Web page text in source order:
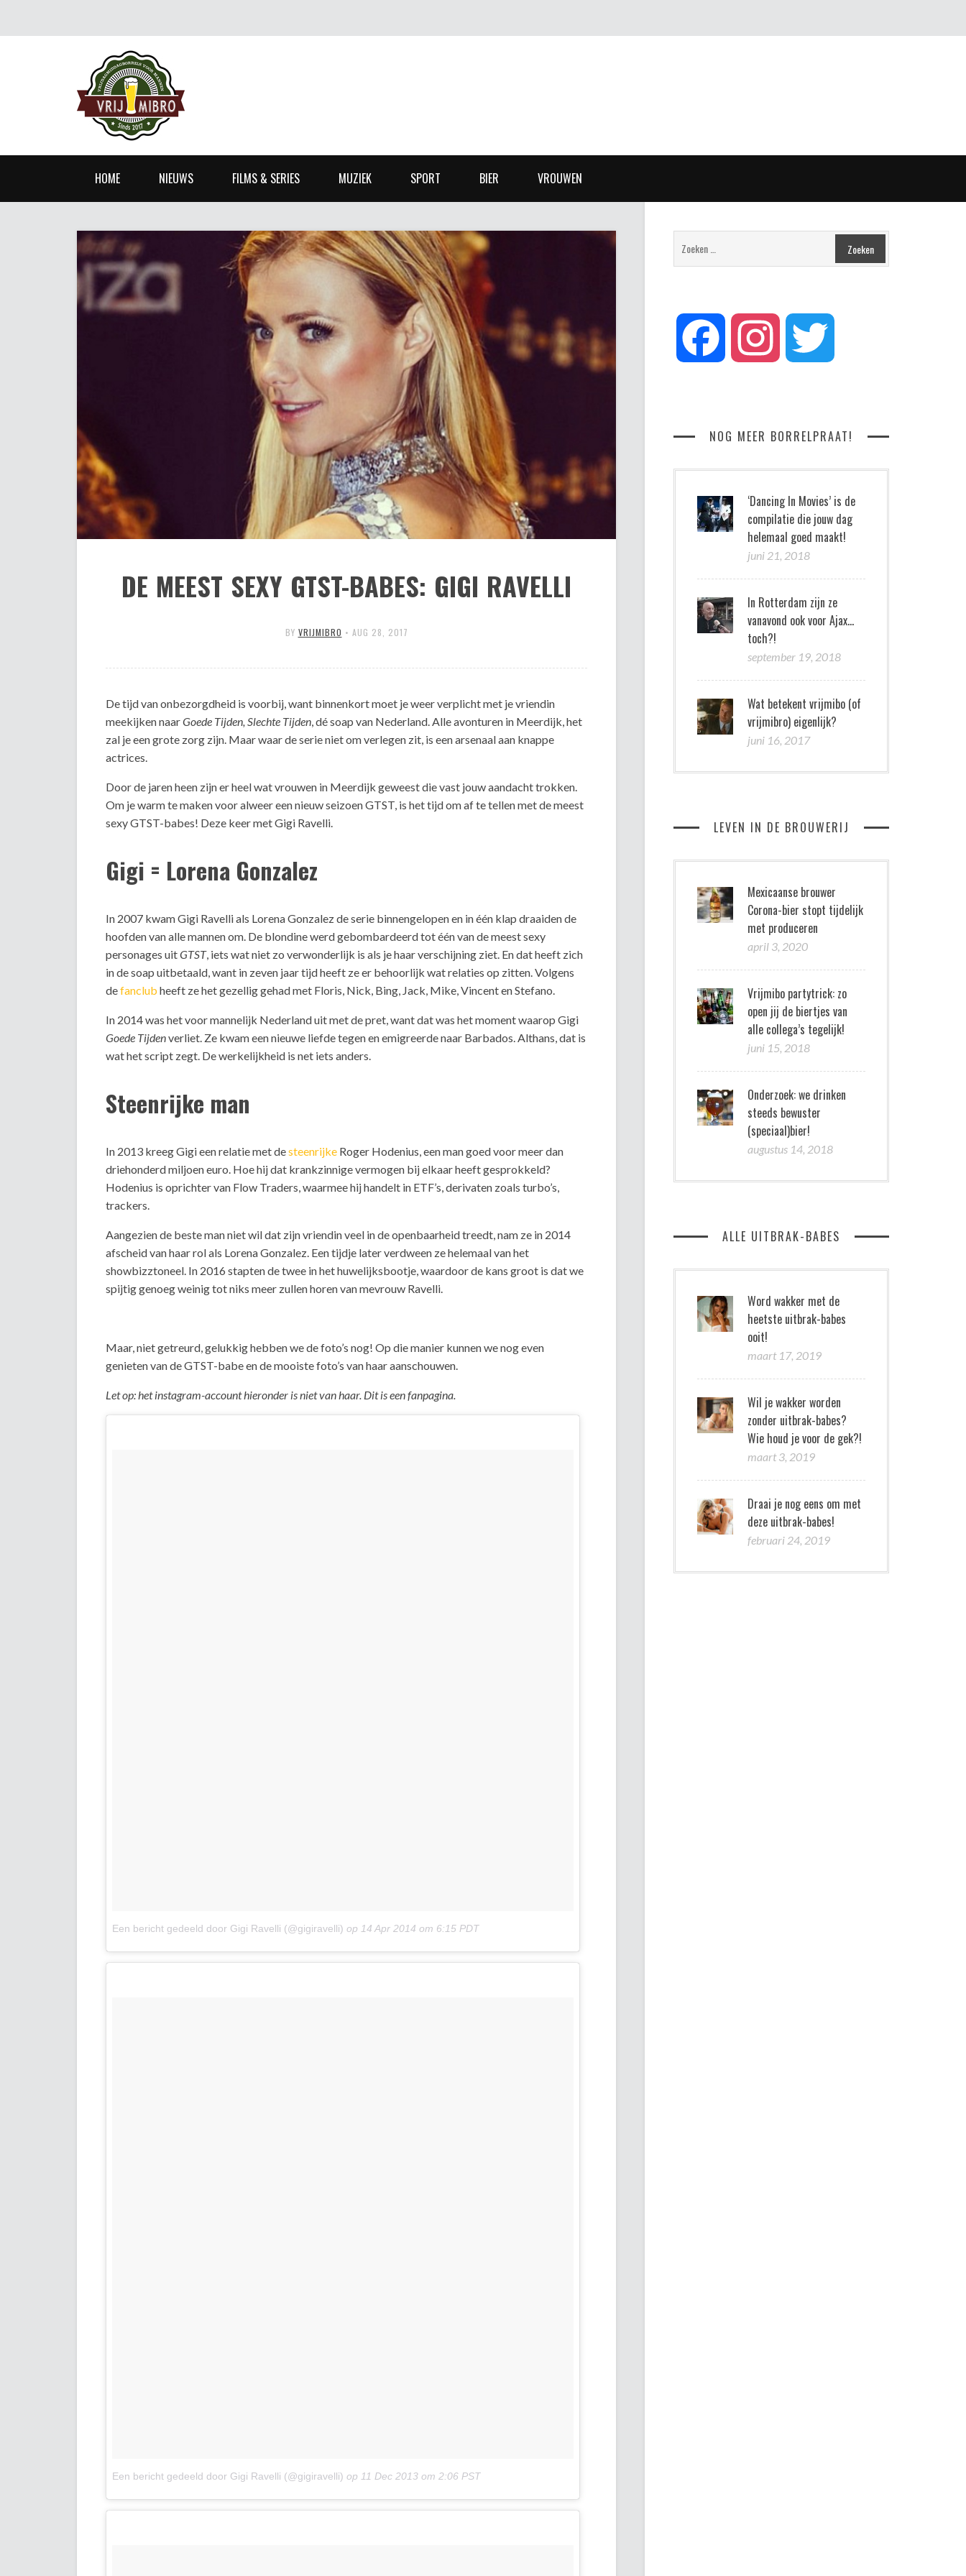
HOME NIEUWS FILMS & SERIES MUZIEK SPORT BIER VROUWEN
DE MEEST SEXY GTST-BABES: GIGI RAVELLI
BY VRIJMIBRO • AUG 28, 2017
De tijd van onbezorgdheid is voorbij, want binnenkort moet je weer verplicht met je vriendin
meekijken naarGoede Tijden, Slechte Tijden, dé soap van Nederland. Alle avonturen in Meerdijk, het
zal je een grote zorg zijn. Maar waar de serie niet om verlegen zit, is een arsenaal aan knappe
actrices.
Door de jaren heen zijn er heel wat vrouwen in Meerdijk geweest die vast jouw aandacht trokken.
Om je warm te maken voor alweer een nieuw seizoen GTST, is het tijd om af te tellen met de meest
sexy GTST-babes! Deze keer met Gigi Ravelli.
Gigi = Lorena Gonzalez
In 2007 kwam Gigi Ravelli als Lorena Gonzalez de serie binnengelopen en in één klap draaiden de
hoofden van alle mannen om. De blondine werd gebombardeerd tot één van de meest sexy
personages uitGTST, iets wat niet zo verwonderlijk is als je haar verschijning ziet. En dat heeft zich
in de soap uitbetaald, want in zeven jaar tijd heeft ze er behoorlijk wat relaties op zitten. Volgens
defanclub heeft ze het gezellig gehad met Floris, Nick, Bing, Jack, Mike, Vincent en Stefano.
In 2014 was het voor mannelijk Nederland uit met de pret, want dat was het moment waarop Gigi
Goede Tijdenverliet. Ze kwam een nieuwe liefde tegen en emigreerde naar Barbados. Althans, dat is
wat het script zegt. De werkelijkheid is net iets anders.
Steenrijke man
In 2013 kreeg Gigi een relatie met desteenrijke Roger Hodenius, een man goed voor meer dan
driehonderd miljoen euro. Hoe hij dat krankzinnige vermogen bij elkaar heeft gesprokkeld?
Hodenius is oprichter van Flow Traders, waarmee hij handelt in ETF’s, derivaten zoals turbo’s,
trackers.
Aangezien de beste man niet wil dat zijn vriendin veel in de openbaarheid treedt, nam ze in 2014
afscheid van haar rol als Lorena Gonzalez. Een tijdje later verdween ze helemaal van het
showbizztoneel. In 2016 stapten de twee in het huwelijksbootje, waardoor de kans groot is dat we
spijtig genoeg weinig tot niks meer zullen horen van mevrouw Ravelli.
Maar, niet getreurd, gelukkig hebben we de foto’s nog! Op die manier kunnen we nog even
genieten van de GTST-babe en de mooiste foto’s van haar aanschouwen.
Let op: het instagram-account hieronder is niet van haar. Dit is een fanpagina.
Een bericht gedeeld door Gigi Ravelli (@gigiravelli) op 14 Apr 2014 om 6:15 PDT
Een bericht gedeeld door Gigi Ravelli (@gigiravelli) op 11 Dec 2013 om 2:06 PST
Facebook Instagram
NOG MEER BORRELPRAAT!
‘Dancing In Movies’ is de
compilatie die jouw dag
helemaal goed maakt!
juni 21, 2018
In Rotterdam zijn ze
vanavond ook voor Ajax…
toch?!
september 19, 2018
Wat betekent vrijmibo (of
vrijmibro) eigenlijk?
juni 16, 2017
LEVEN IN DE BROUWERIJ
Mexicaanse brouwer
Corona-bier stopt tijdelijk
met produceren
april 3, 2020
Vrijmibo partytrick: zo
open jij de biertjes van
alle collega’s tegelijk!
juni 15, 2018
Onderzoek: we drinken
steeds bewuster
(speciaal)bier!
augustus 14, 2018
ALLE UITBRAK-BABES
Word wakker met de
heetste uitbrak-babes
ooit!
maart 17, 2019
Wil je wakker worden
zonder uitbrak-babes?
Wie houd je voor de gek?!
maart 3, 2019
Draai je nog eens om met
deze uitbrak-babes!
februari 24, 2019